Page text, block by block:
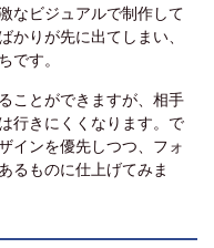
なビジュアルで制作して
かりが先に出てしまい、
です。
ことができますが、相手
行きにくくなります。で
インを優先しつつ、フォ
るものに仕上げてみま